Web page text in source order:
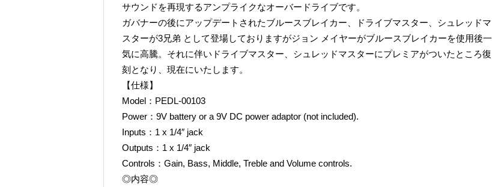
サウンドを再現するアンプライクなオーバードライブです。
ガバナーの後にアップデートされたブルースブレイカー、ドライブマスター、シュレッドマ
スターが3兄弟 として登場しておりますがジョン メイヤーがブルースブレイカーを使用後一
気に高騰。それに伴いドライブマスター、シュレッドマスターにプレミアがついたところ復
刻となり、現在にいたします。
【仕様】
Model：PEDL-00103
Power：9V battery or a 9V DC power adaptor (not included).
Inputs：1 x 1/4″ jack
Outputs：1 x 1/4″ jack
Controls：Gain, Bass, Middle, Treble and Volume controls.
◎内容◎